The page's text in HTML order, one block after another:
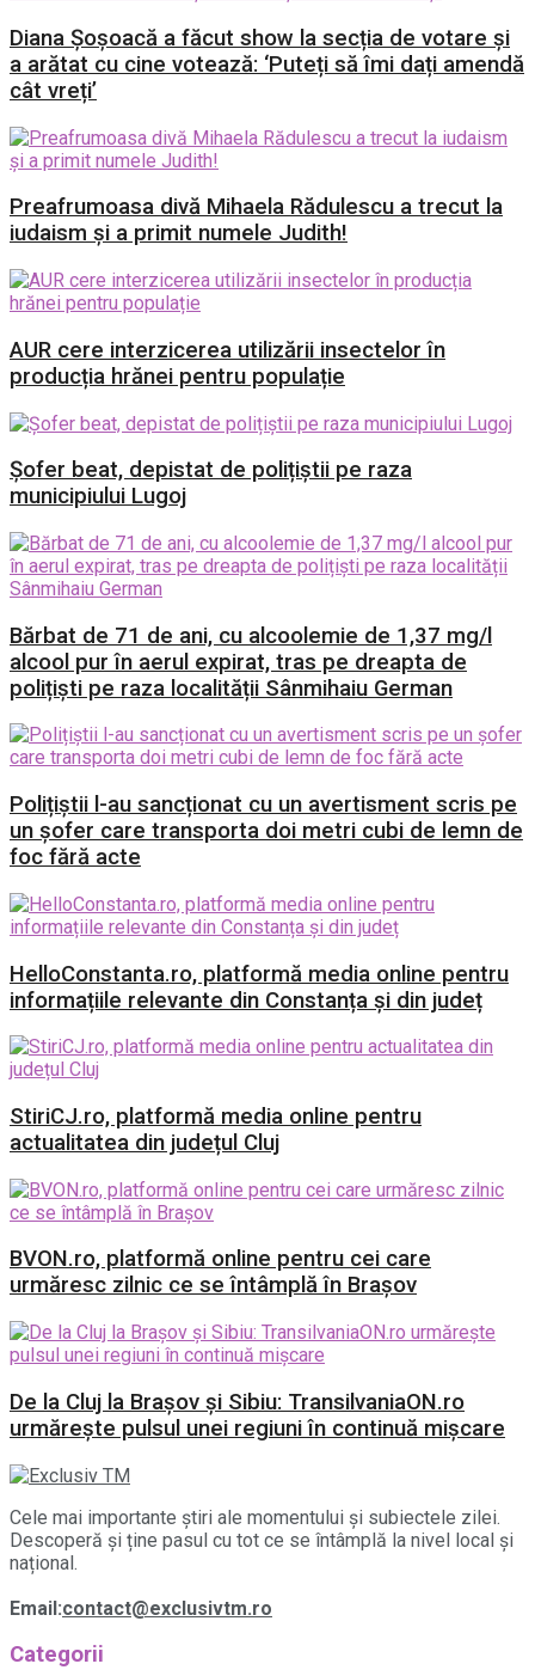
Diana Șoșoacă a făcut show la secția de votare și
a arătat cu cine votează: ‘Puteți să îmi dați amendă
cât vreți’
Preafrumoasa divă Mihaela Rădulescu a trecut la
iudaism și a primit numele Judith!
AUR cere interzicerea utilizării insectelor în
producția hrănei pentru populație
Șofer beat, depistat de polițiștii pe raza
municipiului Lugoj
Bărbat de 71 de ani, cu alcoolemie de 1,37 mg/l
alcool pur în aerul expirat, tras pe dreapta de
polițiști pe raza localității Sânmihaiu German
Polițiștii l-au sancționat cu un avertisment scris pe
un șofer care transporta doi metri cubi de lemn de
foc fără acte
HelloConstanta.ro, platformă media online pentru
informațiile relevante din Constanța și din județ
StiriCJ.ro, platformă media online pentru
actualitatea din județul Cluj
BVON.ro, platformă online pentru cei care
urmăresc zilnic ce se întâmplă în Brașov
De la Cluj la Brașov și Sibiu: TransilvaniaON.ro
urmărește pulsul unei regiuni în continuă mișcare
Cele mai importante știri ale momentului și subiectele zilei.
Descoperă și ține pasul cu tot ce se întâmplă la nivel local și
național.
Email:contact@exclusivtm.ro
Categorii